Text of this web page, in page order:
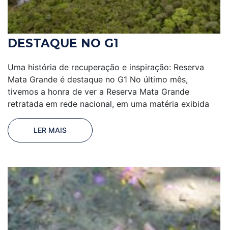
DESTAQUE NO G1
Uma história de recuperação e inspiração: Reserva
Mata Grande é destaque no G1 No último mês,
tivemos a honra de ver a Reserva Mata Grande
retratada em rede nacional, em uma matéria exibida
LER MAIS